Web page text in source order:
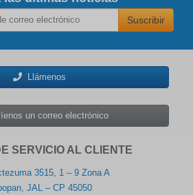
Suscribir
Llámenos
un correo electrónico
SERVICIO AL CLIENTE
3515, 1 – 9 Zona A
JAL – CP 45050